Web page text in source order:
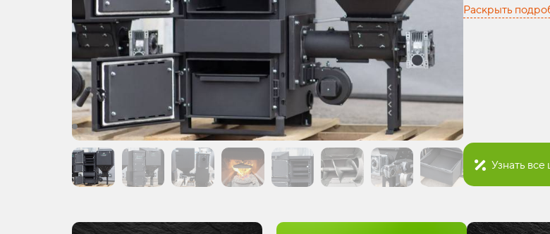
Раскрыть
Узнать все